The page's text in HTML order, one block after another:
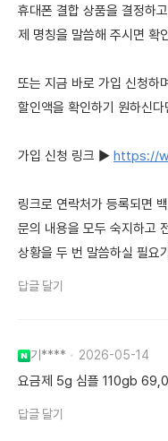
휴대폰 결합 상품을 결정하
제 명칭을 말씀해 주시면 확
또는 지금 바로 가입 신청하며
할인액을 확인하기 원하신
가입 신청 링크 ▶ https://
링크로 연락처가 등록되면
문의 내용을 모두 숙지하고
상황을 두 번 말씀하실 필요
답글 달기
기**** 2026-05-14
요금제 5g 심플 110gb
답글 달기